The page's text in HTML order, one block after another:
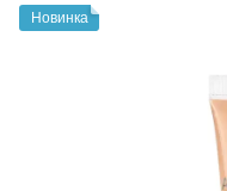
Новинка